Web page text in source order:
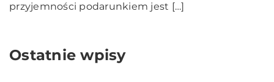
przyjemności podarunkiem jest […]
Ostatnie wpisy